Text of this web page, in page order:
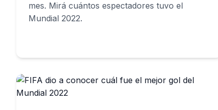
mes. Mirá cuántos espectadores tuvo el
Mundial 2022.